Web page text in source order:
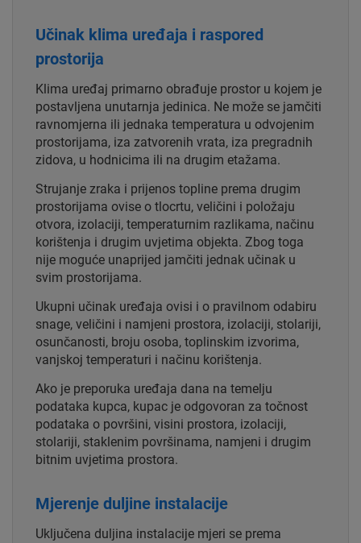
Učinak klima uređaja i raspored
prostorija
Klima uređaj primarno obrađuje prostor u kojem je
postavljena unutarnja jedinica. Ne može se jamčiti
ravnomjerna ili jednaka temperatura u odvojenim
prostorijama, iza zatvorenih vrata, iza pregradnih
zidova, u hodnicima ili na drugim etažama.
Strujanje zraka i prijenos topline prema drugim
prostorijama ovise o tlocrtu, veličini i položaju
otvora, izolaciji, temperaturnim razlikama, načinu
korištenja i drugim uvjetima objekta. Zbog toga
nije moguće unaprijed jamčiti jednak učinak u
svim prostorijama.
Ukupni učinak uređaja ovisi i o pravilnom odabiru
snage, veličini i namjeni prostora, izolaciji, stolariji,
osunčanosti, broju osoba, toplinskim izvorima,
vanjskoj temperaturi i načinu korištenja.
Ako je preporuka uređaja dana na temelju
podataka kupca, kupac je odgovoran za točnost
podataka o površini, visini prostora, izolaciji,
stolariji, staklenim površinama, namjeni i drugim
bitnim uvjetima prostora.
Mjerenje duljine instalacije
Uključena duljina instalacije mjeri se prema